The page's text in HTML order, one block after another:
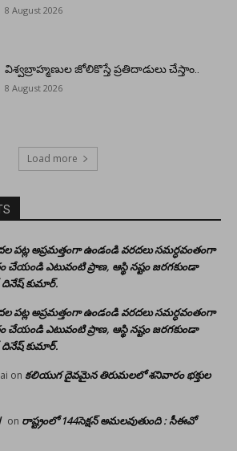
8 August 2026
విశ్వబ్రాహ్మణుల జోలికొస్తే ప్రతిదాడులు చేస్తాం..
8 August 2026
Load more
పట్ల అప్రమత్తంగా ఉండండి వరదలు సమర్ధవంతంగా
చేయండి ఎటువంటి ప్రాణ, ఆస్థి నష్టం జరగకుండా
దినేష్ కుమార్.
పట్ల అప్రమత్తంగా ఉండండి వరదలు సమర్ధవంతంగా
చేయండి ఎటువంటి ప్రాణ, ఆస్థి నష్టం జరగకుండా
దినేష్ కుమార్.
on కలియుగ దైవమైన తిరుమలలో శనివారం భక్తుల
on రాష్ట్రంలో 144సెక్షన్ అమలవుతుంది : సీఈవో